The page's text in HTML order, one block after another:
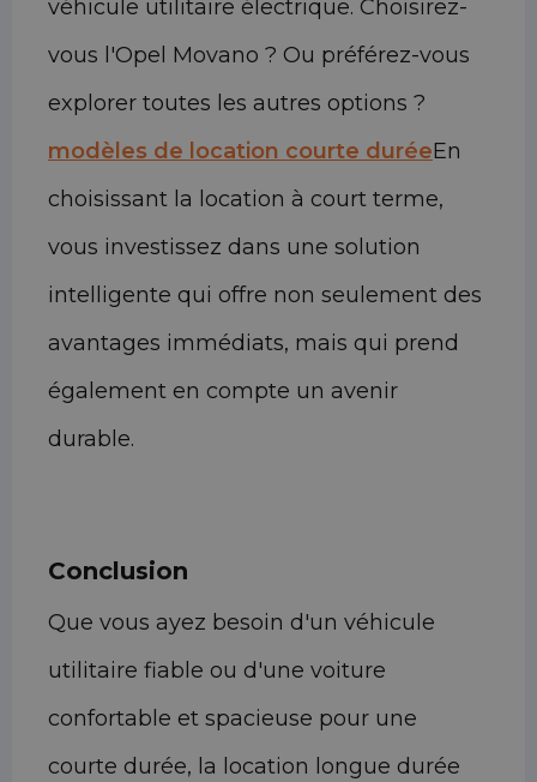
véhicule utilitaire électrique. Choisirez-
vous l'Opel Movano ? Ou préférez-vous
explorer toutes les autres options ?
modèles de location courte duréeEn
choisissant la location à court terme,
vous investissez dans une solution
intelligente qui offre non seulement des
avantages immédiats, mais qui prend
également en compte un avenir
durable.
Conclusion
Que vous ayez besoin d'un véhicule
utilitaire fiable ou d'une voiture
confortable et spacieuse pour une
courte durée, la location longue durée